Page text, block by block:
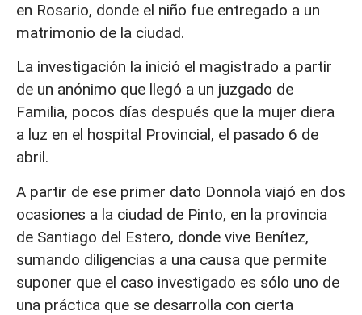
en Rosario, donde el niño fue entregado a un
matrimonio de la ciudad.
La investigación la inició el magistrado a partir
de un anónimo que llegó a un juzgado de
Familia, pocos días después que la mujer diera
a luz en el hospital Provincial, el pasado 6 de
abril.
A partir de ese primer dato Donnola viajó en dos
ocasiones a la ciudad de Pinto, en la provincia
de Santiago del Estero, donde vive Benítez,
sumando diligencias a una causa que permite
suponer que el caso investigado es sólo uno de
una práctica que se desarrolla con cierta